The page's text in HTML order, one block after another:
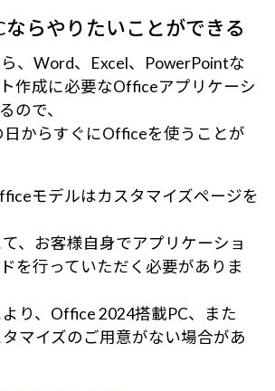
らやりたいことができる
、Word、Excel、PowerPointな
作成に必要なOfficeアプリケーシ
ので、
日からすぐにOfficeを使うことが
モデルはカスタマイズページを
、お客様自身でアプリケーショ
を行っていただく必要がありま
り、Office 2024搭載PC、また
マイズのご用意がない場合があ